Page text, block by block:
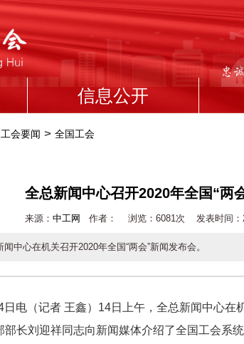
信息公开
工会要闻 > 全国工会
全总新闻中心召开2020年全国“两
来源： 中工网 作者： 浏览： 6081次 发表时间：
中心在机关召开2020年全国“两会”新闻发布会。
（记者 王鑫）14日上午，全总新闻中心在
部长刘迎祥同志向新闻媒体介绍了全国工会系